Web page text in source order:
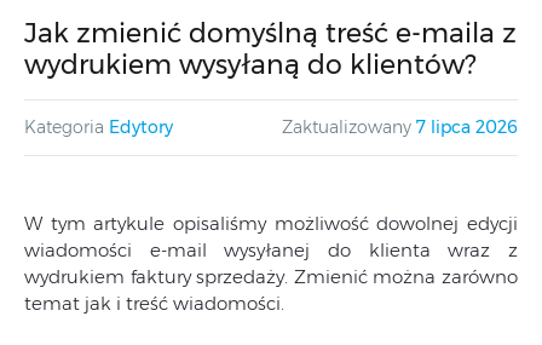
Jak zmienić domyślną treść e-maila z
wydrukiem wysyłaną do klientów?
Kategoria Edytory Zaktualizowany 7 lipca 2026
W tym artykule opisaliśmy możliwość dowolnej edycji
wiadomości e-mail wysyłanej do klienta wraz z
wydrukiem faktury sprzedaży. Zmienić można zarówno
temat jak i treść wiadomości.